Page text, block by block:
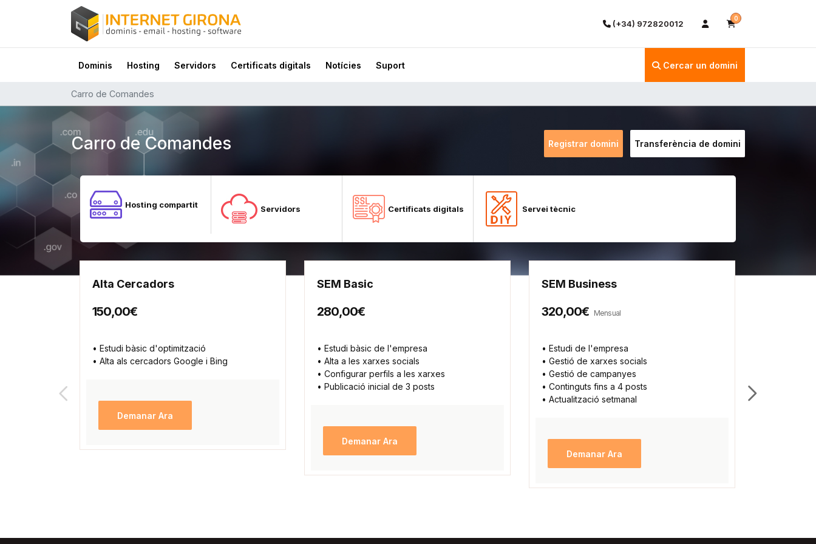
(+34) 972820012
0
Dominis Hosting Servidors Certificats digitals Notícies Suport Cercar un domini
Carro de Comandes
Carro de Comandes Registrar domini Transferència de domini
Hosting compartit Servidors Certificats digitals Servei tècnic
Alta Cercadors
150,00€
• Estudi bàsic d'optimització
• Alta als cercadors Google i Bing
Demanar Ara
SEM Basic
280,00€
• Estudi bàsic de l'empresa
• Alta a les xarxes socials
• Configurar perfils a les xarxes
• Publicació inicial de 3 posts
Demanar Ara
SEM Business
320,00€ Mensual
• Estudi de l'empresa
• Gestió de xarxes socials
• Gestió de campanyes
• Continguts fins a 4 posts
• Actualització setmanal
Demanar Ara